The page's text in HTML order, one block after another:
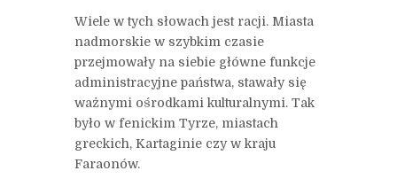
Wiele w tych słowach jest racji. Miasta
nadmorskie w szybkim czasie
przejmowały na siebie główne funkcje
administracyjne państwa, stawały się
ważnymi ośrodkami kulturalnymi. Tak
było w fenickim Tyrze, miastach
greckich, Kartaginie czy w kraju
Faraonów.